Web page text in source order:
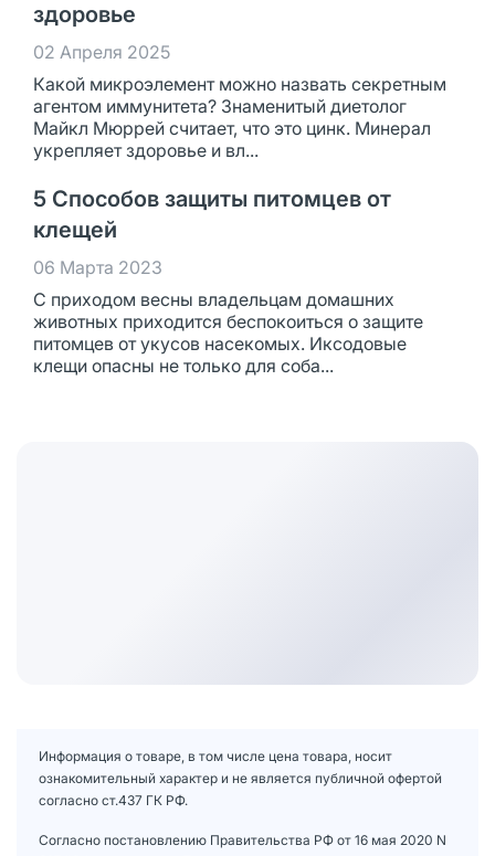
здоровье
02 Апреля 2025
Какой микроэлемент можно назвать секретным
агентом иммунитета? Знаменитый диетолог
Майкл Мюррей считает, что это цинк. Минерал
укрепляет здоровье и вл...
5 Способов защиты питомцев от
клещей
06 Марта 2023
С приходом весны владельцам домашних
животных приходится беспокоиться о защите
питомцев от укусов насекомых. Иксодовые
клещи опасны не только для соба...
Информация о товаре, в том числе цена товара, носит
ознакомительный характер и не является публичной офертой
согласно ст.437 ГК РФ.
Согласно постановлению Правительства РФ от 16 мая 2020 N